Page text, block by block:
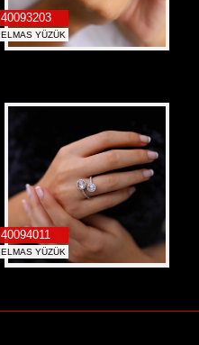
40093203
ELMAS YÜZÜK
40094011
ELMAS YÜZÜK